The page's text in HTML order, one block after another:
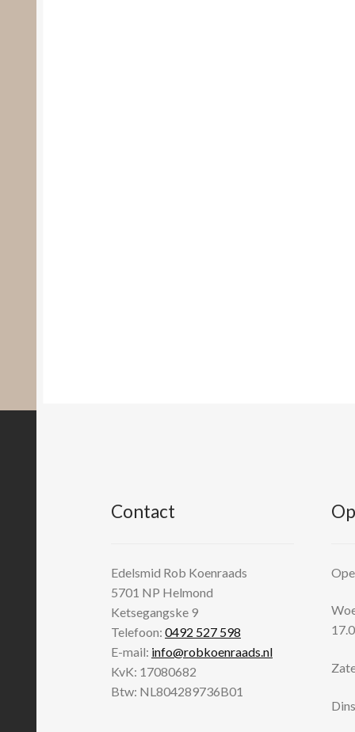
Contact
Edelsmid Rob Koenraads
5701 NP Helmond
Ketsegangske 9
Telefoon:0492 527 598
E-mail: info@robkoenraads.nl
KvK: 17080682
Btw: NL804289736B01